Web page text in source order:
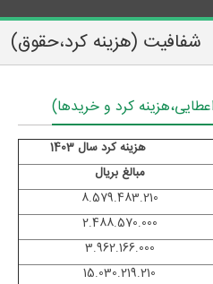
شفافیت (هزینه کرد،حقوق)
کرد و خریدها)
1403
مبالغ بریال
8.579.483.210
2.488.570.000
3.962.166.000
15.030.219.210